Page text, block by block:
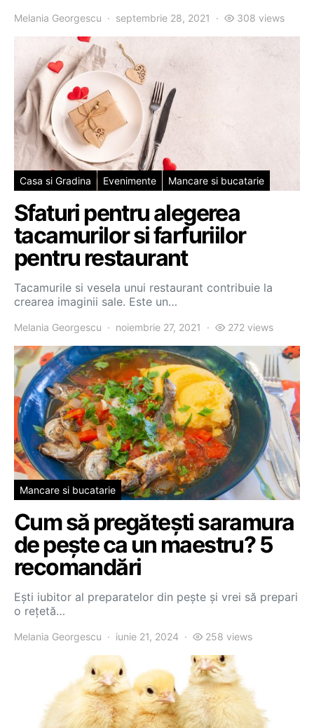
Melania Georgescu septembrie 28, 2021 308 views
Casa si Gradina Evenimente Mancare si bucatarie
Sfaturi pentru alegerea
tacamurilor si farfuriilor
pentru restaurant
Tacamurile si vesela unui restaurant contribuie la
crearea imaginii sale. Este un…
Melania Georgescu noiembrie 27, 2021 272 views
Mancare si bucatarie
Cum să pregătești saramura
de pește ca un maestru? 5
recomandări
Ești iubitor al preparatelor din pește și vrei să prepari
o rețetă…
Melania Georgescu iunie 21, 2024 258 views